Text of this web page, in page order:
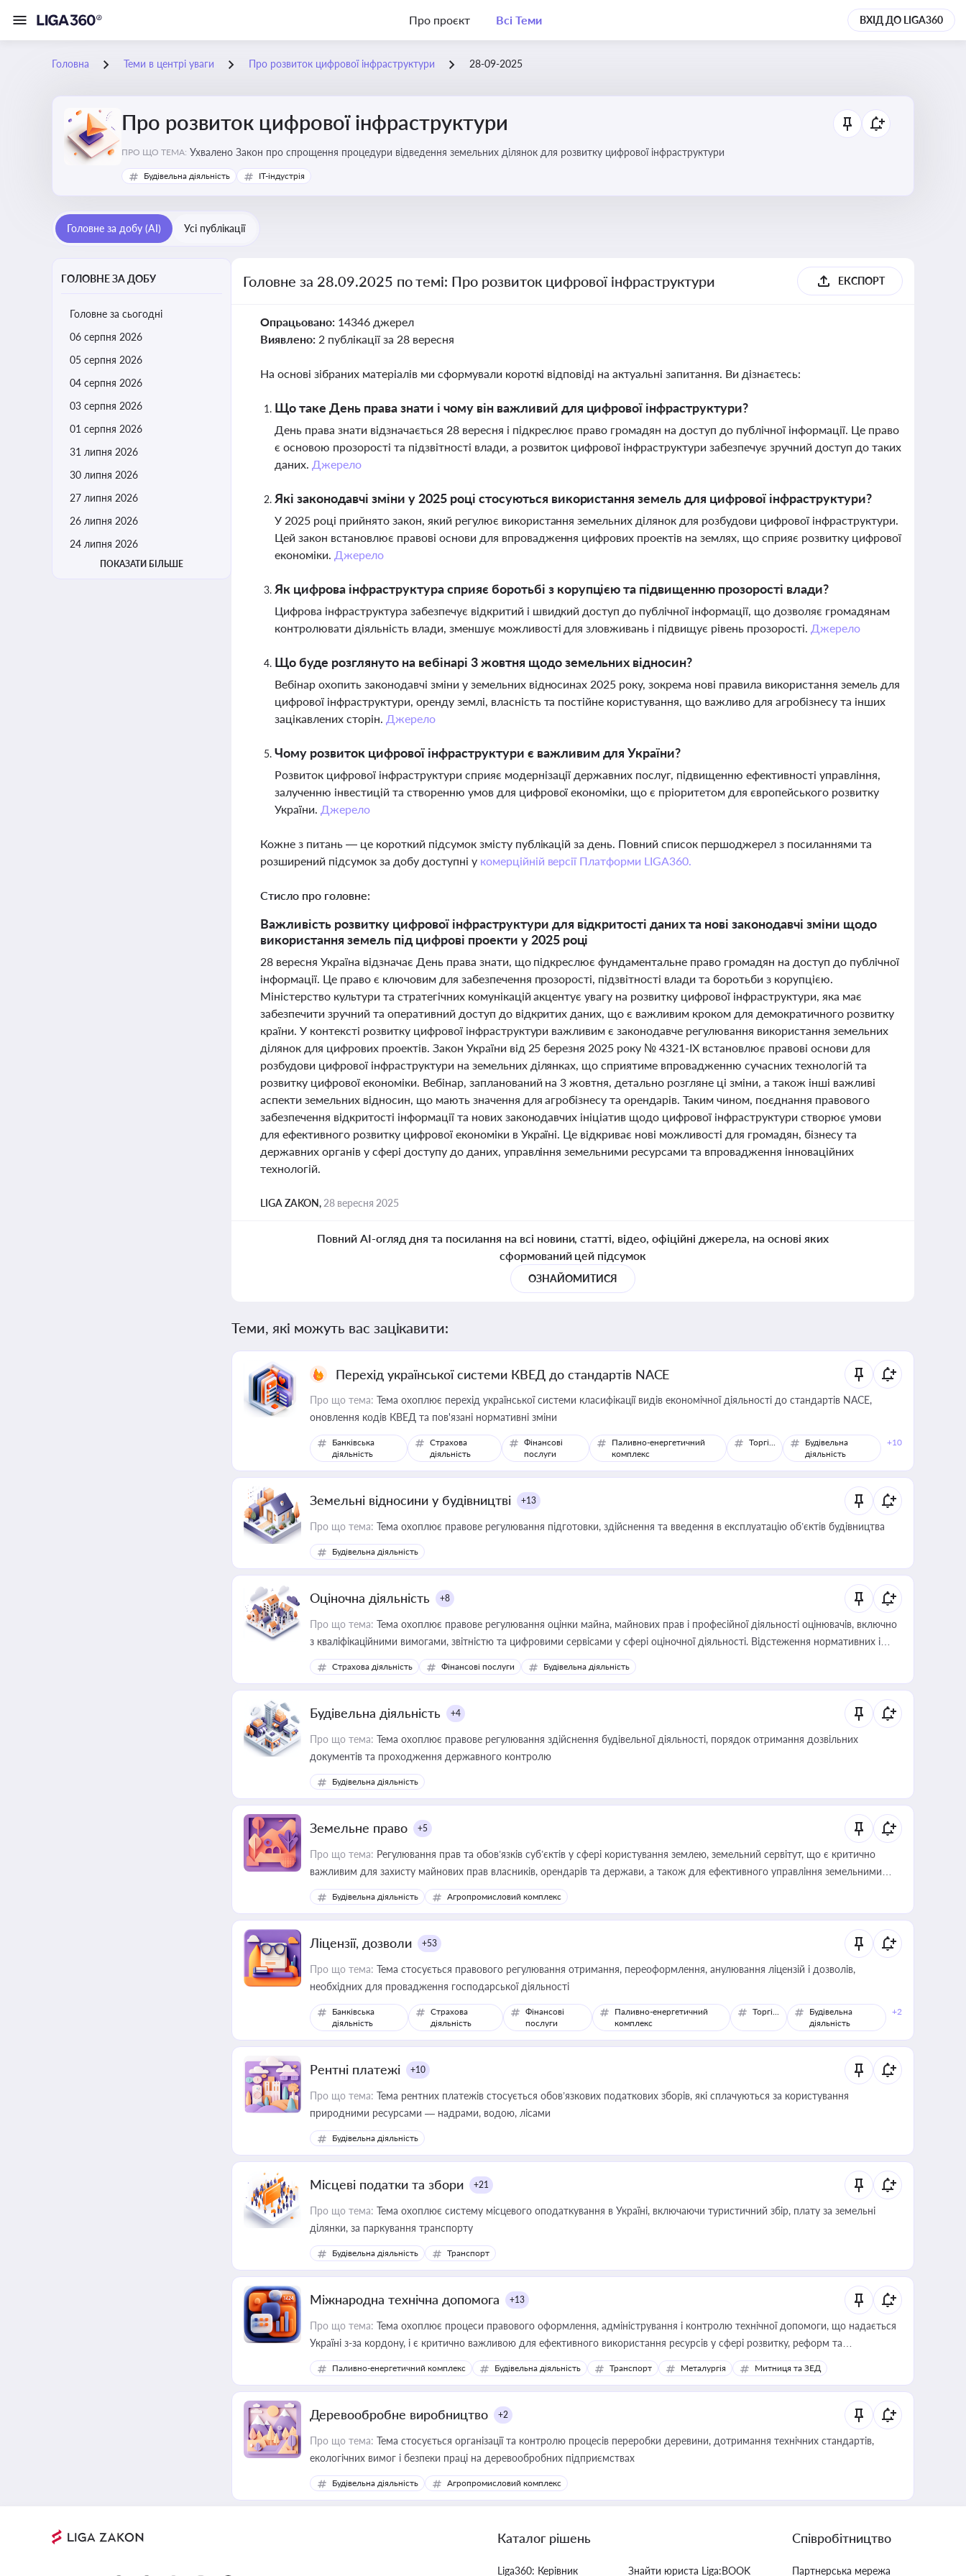
Про проєкт Всі Теми ВХІД ДО LIGA360
Головна Теми в центрі уваги Про розвиток цифрової інфраструктури 28-09-2025
Про розвиток цифрової інфраструктури
ПРО ЩО ТЕМА: Ухвалено Закон про спрощення процедури відведення земельних ділянок для розвитку цифрової інфраструктури
Будівельна діяльність IT-індустрія
Головне за добу (AI) Усі публікації
ГОЛОВНЕ ЗА ДОБУ
Головне за сьогодні
06 серпня 2026
05 серпня 2026
04 серпня 2026
03 серпня 2026
01 серпня 2026
31 липня 2026
30 липня 2026
27 липня 2026
26 липня 2026
24 липня 2026
ПОКАЗАТИ БІЛЬШЕ
Головне за 28.09.2025 по темі: Про розвиток цифрової інфраструктури ЕКСПОРТ
Опрацьовано: 14346 джерел
Виявлено: 2 публікації за 28 вересня
На основі зібраних матеріалів ми сформували короткі відповіді на актуальні запитання. Ви дізнаєтесь:
Що таке День права знати і чому він важливий для цифрової інфраструктури?
День права знати відзначається 28 вересня і підкреслює право громадян на доступ до публічної інформації. Це право
є основою прозорості та підзвітності влади, а розвиток цифрової інфраструктури забезпечує зручний доступ до таких
даних. Джерело
Які законодавчі зміни у 2025 році стосуються використання земель для цифрової інфраструктури?
У 2025 році прийнято закон, який регулює використання земельних ділянок для розбудови цифрової інфраструктури.
Цей закон встановлює правові основи для впровадження цифрових проектів на землях, що сприяє розвитку цифрової
економіки. Джерело
Як цифрова інфраструктура сприяє боротьбі з корупцією та підвищенню прозорості влади?
Цифрова інфраструктура забезпечує відкритий і швидкий доступ до публічної інформації, що дозволяє громадянам
контролювати діяльність влади, зменшує можливості для зловживань і підвищує рівень прозорості. Джерело
Що буде розглянуто на вебінарі 3 жовтня щодо земельних відносин?
Вебінар охопить законодавчі зміни у земельних відносинах 2025 року, зокрема нові правила використання земель для
цифрової інфраструктури, оренду землі, власність та постійне користування, що важливо для агробізнесу та інших
зацікавлених сторін. Джерело
Чому розвиток цифрової інфраструктури є важливим для України?
Розвиток цифрової інфраструктури сприяє модернізації державних послуг, підвищенню ефективності управління,
залученню інвестицій та створенню умов для цифрової економіки, що є пріоритетом для європейського розвитку
України. Джерело
Кожне з питань — це короткий підсумок змісту публікацій за день. Повний список першоджерел з посиланнями та
розширений підсумок за добу доступні у комерційній версії Платформи LIGA360.
Стисло про головне:
Важливість розвитку цифрової інфраструктури для відкритості даних та нові законодавчі зміни щодо
використання земель під цифрові проекти у 2025 році
28 вересня Україна відзначає День права знати, що підкреслює фундаментальне право громадян на доступ до публічної
інформації. Це право є ключовим для забезпечення прозорості, підзвітності влади та боротьби з корупцією.
Міністерство культури та стратегічних комунікацій акцентує увагу на розвитку цифрової інфраструктури, яка має
забезпечити зручний та оперативний доступ до відкритих даних, що є важливим кроком для демократичного розвитку
країни. У контексті розвитку цифрової інфраструктури важливим є законодавче регулювання використання земельних
ділянок для цифрових проектів. Закон України від 25 березня 2025 року № 4321-ІХ встановлює правові основи для
розбудови цифрової інфраструктури на земельних ділянках, що сприятиме впровадженню сучасних технологій та
розвитку цифрової економіки. Вебінар, запланований на 3 жовтня, детально розгляне ці зміни, а також інші важливі
аспекти земельних відносин, що мають значення для агробізнесу та орендарів. Таким чином, поєднання правового
забезпечення відкритості інформації та нових законодавчих ініціатив щодо цифрової інфраструктури створює умови
для ефективного розвитку цифрової економіки в Україні. Це відкриває нові можливості для громадян, бізнесу та
державних органів у сфері доступу до даних, управління земельними ресурсами та впровадження інноваційних
технологій.
LIGA ZAKON, 28 вересня 2025
Повний AI-огляд дня та посилання на всі новини, статті, відео, офіційні джерела, на основі яких
сформований цей підсумок
ОЗНАЙОМИТИСЯ
Теми, які можуть вас зацікавити:
Перехід української системи КВЕД до стандартів NACE
Про що тема: Тема охоплює перехід української системи класифікації видів економічної діяльності до стандартів NACE,
оновлення кодів КВЕД та пов'язані нормативні зміни
Банківська
діяльність
Страхова
діяльність
Фінансові
послуги
Паливно-енергетичний
комплекс
Торгівля
Будівельна
діяльність
+10
Земельні відносини у будівництві +13
Про що тема: Тема охоплює правове регулювання підготовки, здійснення та введення в експлуатацію об’єктів будівництва
Будівельна діяльність
Оціночна діяльність +8
Про що тема: Тема охоплює правове регулювання оцінки майна, майнових прав і професійної діяльності оцінювачів, включно
з кваліфікаційними вимогами, звітністю та цифровими сервісами у сфері оціночної діяльності. Відстеження нормативних і
медійних змін у цій сфері корисне для власника бізнесу, керівника, юриста або бухгалтера під час оподаткування,
приватизації, оренди державного майна, корпоративних угод і перевірки статусу суб'єктів оціночної діяльності
Страхова діяльність Фінансові послуги Будівельна діяльність
Будівельна діяльність +4
Про що тема: Тема охоплює правове регулювання здійснення будівельної діяльності, порядок отримання дозвільних
документів та проходження державного контролю
Будівельна діяльність
Земельне право +5
Про що тема: Регулювання прав та обов’язків суб’єктів у сфері користування землею, земельний сервітут, що є критично
важливим для захисту майнових прав власників, орендарів та держави, а також для ефективного управління земельними
ресурсами
Будівельна діяльність Агропромисловий комплекс
Ліцензії, дозволи +53
Про що тема: Тема стосується правового регулювання отримання, переоформлення, анулювання ліцензій і дозволів,
необхідних для провадження господарської діяльності
Банківська
діяльність
Страхова
діяльність
Фінансові
послуги
Паливно-енергетичний
комплекс
Торгівля
Будівельна
діяльність
+2
Рентні платежі +10
Про що тема: Тема рентних платежів стосується обов’язкових податкових зборів, які сплачуються за користування
природними ресурсами — надрами, водою, лісами
Будівельна діяльність
Місцеві податки та збори +21
Про що тема: Тема охоплює систему місцевого оподаткування в Україні, включаючи туристичний збір, плату за земельні
ділянки, за паркування транспорту
Будівельна діяльність Транспорт
Міжнародна технічна допомога +13
Про що тема: Тема охоплює процеси правового оформлення, адміністрування і контролю технічної допомоги, що надається
Україні з-за кордону, і є критично важливою для ефективного використання ресурсів у сфері розвитку, реформ та
інфраструктурних проєктів
Паливно-енергетичний комплекс Будівельна діяльність Транспорт Металургія Митниця та ЗЕД
Деревообробне виробництво +2
Про що тема: Тема стосується організації та контролю процесів переробки деревини, дотримання технічних стандартів,
екологічних вимог і безпеки праці на деревообробних підприємствах
Будівельна діяльність Агропромисловий комплекс
Каталог рішень
Liga360: Керівник Знайти юриста Liga:BOOK
Співробітництво
Партнерська мережа